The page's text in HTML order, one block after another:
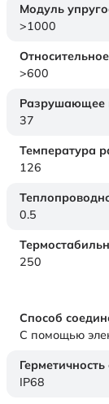
Модуль
>1000
>600
Разрушающее
37
Температура
126
0.5
250
Способ
С помощью
IP68